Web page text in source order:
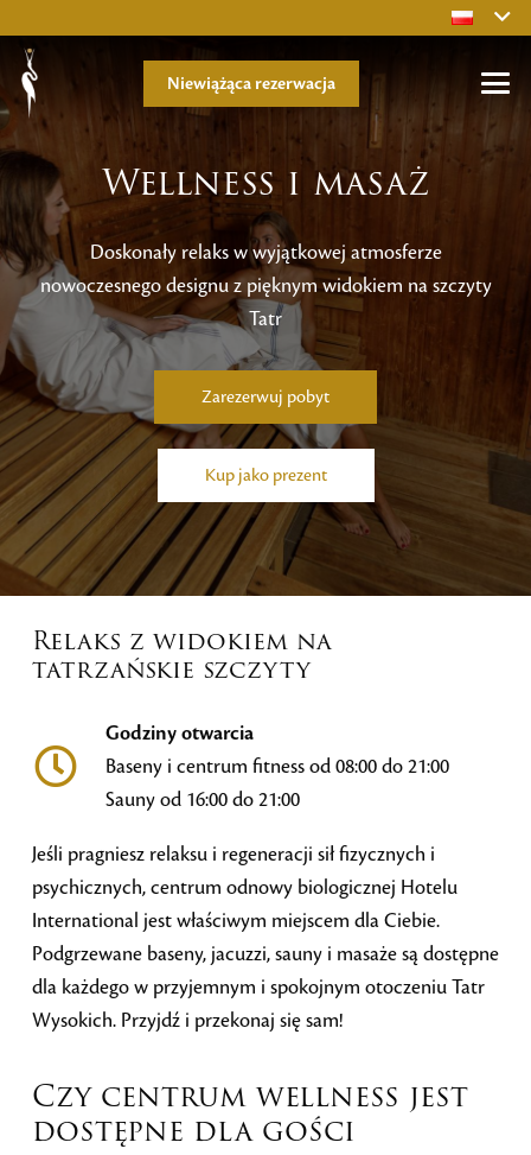
Niewiążąca rezerwacja
Wellness i masaż
Doskonały relaks w wyjątkowej atmosferze
nowoczesnego designu z pięknym widokiem na szczyty
Tatr
Zarezerwuj pobyt
Kup jako prezent
Relaks z widokiem na
tatrzańskie szczyty
Godziny otwarcia
Baseny i centrum fitness od 08:00 do 21:00
Sauny od 16:00 do 21:00
Jeśli pragniesz relaksu i regeneracji sił fizycznych i
psychicznych, centrum odnowy biologicznej Hotelu
International jest właściwym miejscem dla Ciebie.
Podgrzewane baseny, jacuzzi, sauny i masaże są dostępne
dla każdego w przyjemnym i spokojnym otoczeniu Tatr
Wysokich. Przyjdź i przekonaj się sam!
Czy centrum wellness jest
dostępne dla gości